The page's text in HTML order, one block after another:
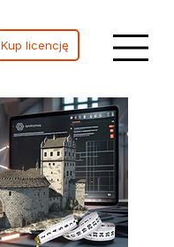
Kup licencję